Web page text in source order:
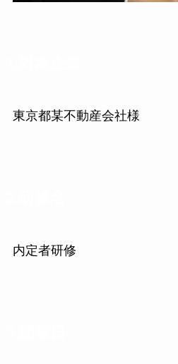
東京都某不動産会社様
内定者研修